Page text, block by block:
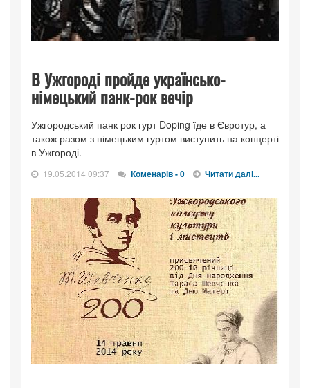
В Ужгороді пройде українсько-
німецький панк-рок вечір
Ужгородський панк рок гурт Doping їде в Євротур, а
також разом з німецьким гуртом виступить на концерті
в Ужгороді.
19.05.2014 09:37 Коменарів - 0 Читати далі...